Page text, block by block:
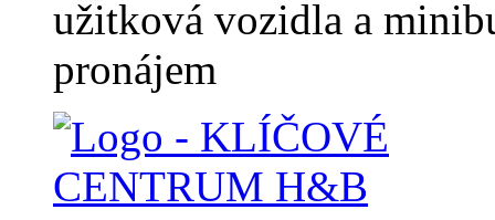
užitková vozidla a
pronájem